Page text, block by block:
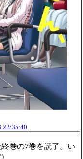
22:35:40
巻の7巻を読了。い